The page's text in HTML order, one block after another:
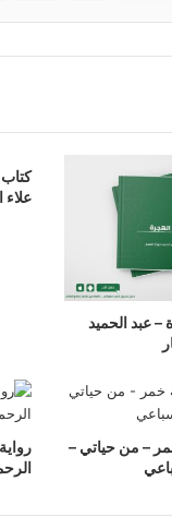
– عبد الحميد
كتاب
علاء
– من حياتي –